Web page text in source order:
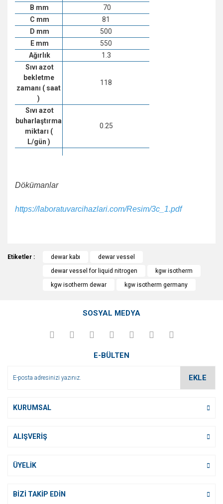
B mm
70
C mm
81
D mm
500
E mm
550
Ağırlık
1.3
Sıvı azot
bekletme
zamanı ( saat
)
118
Sıvı azot
buharlaştırma
miktarı (
L/gün )
0.25
Dökümanlar
https://laboratuvarcihazlari.com/Resim/3c_1.pdf
konularda yetersiz gördüğünüz noktaları öneri formunu
kullanarak tarafımıza iletebilirsiniz.
Görüş ve önerileriniz için teşekkür ederiz.
Ürün açıklamasında eksik bilgiler bulunuyor.
Bu ürüne benzer farklı alternatifler olmalı.
Etiketler : dewar kabı
dewar vessel
dewar vessel for liquid nitrogen
kgw isotherm
kgw isotherm dewar
kgw isotherm germany
SOSYAL MEDYA
E-BÜLTEN
EKLE
KURUMSAL
ALIŞVERİŞ
ÜYELİK
BİZİ TAKİP EDİN